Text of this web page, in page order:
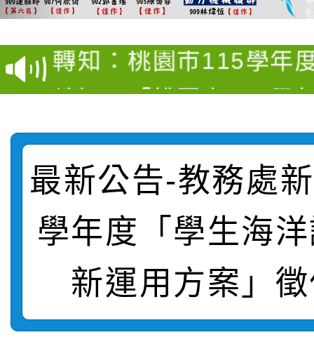
學年度第1學期第9次代
結果(第4招)
【甄選結果(第12招)】
學年度第1學期第7次代
結果(第12招)
轉知：桃園市115學年
賽及師生本土語及新住
賽實施要點
轉知：「桃園市115學
比賽實施要點」
轉知：「115年金融知
動辦法」
轉知臺中市政府政風處
畫影片一案
轉知：「115學年度全
劇比賽實施要點」及修
表
轉知：桃園市115年度
敬師藝文競賽』實施計
【甄選結果(第11招)】
學年度第1學期第7次代
【甄選結果(第3招)】
最新公告-教務處
學年度「學生海
新運用方案」